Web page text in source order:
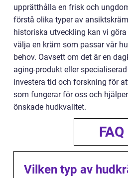
upprätthålla en frisk och
förstå olika typer av
historiska utveckling kan vi
välja en kräm som passar vår
behov. Oavsett om det är en
aging-produkt eller
investera tid och forskning för
som fungerar för oss och
önskade hudkvalitet.
FAQ
Vilken typ av